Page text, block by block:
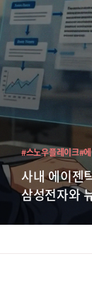
사내 에이젠
삼성전자와
#스노우플레이크#